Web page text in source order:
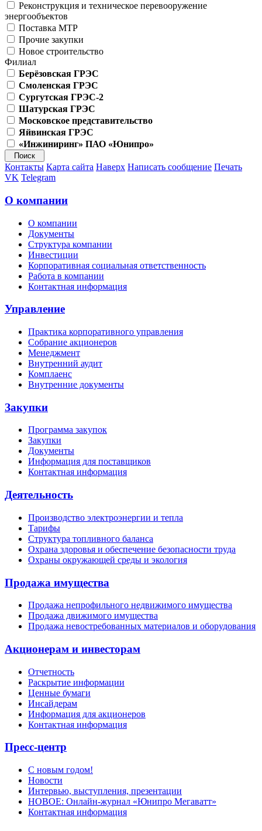
Реконструкция и техническое перевооружение
энергообъектов
Поставка МТР
Прочие закупки
Новое строительство
Филиал
Берёзовская ГРЭС
Смоленская ГРЭС
Сургутская ГРЭС-2
Шатурская ГРЭС
Московское представительство
Яйвинская ГРЭС
«Инжиниринг» ПАО «Юнипро»
Контакты Карта сайта Наверх Написать сообщение Печать
VK Telegram
О компании
О компании
Документы
Структура компании
Инвестиции
Корпоративная социальная ответственность
Работа в компании
Контактная информация
Управление
Практика корпоративного управления
Собрание акционеров
Менеджмент
Внутренний аудит
Комплаенс
Внутренние документы
Закупки
Программа закупок
Закупки
Документы
Информация для поставщиков
Контактная информация
Деятельность
Производство электроэнергии и тепла
Тарифы
Структура топливного баланса
Охрана здоровья и обеспечение безопасности труда
Охраны окружающей среды и экология
Продажа имущества
Продажа непрофильного недвижимого имущества
Продажа движимого имущества
Продажа невостребованных материалов и оборудования
Акционерам и инвесторам
Отчетность
Раскрытие информации
Ценные бумаги
Инсайдерам
Информация для акционеров
Контактная информация
Пресс-центр
С новым годом!
Новости
Интервью, выступления, презентации
НОВОЕ: Онлайн-журнал «Юнипро Мегаватт»
Контактная информация